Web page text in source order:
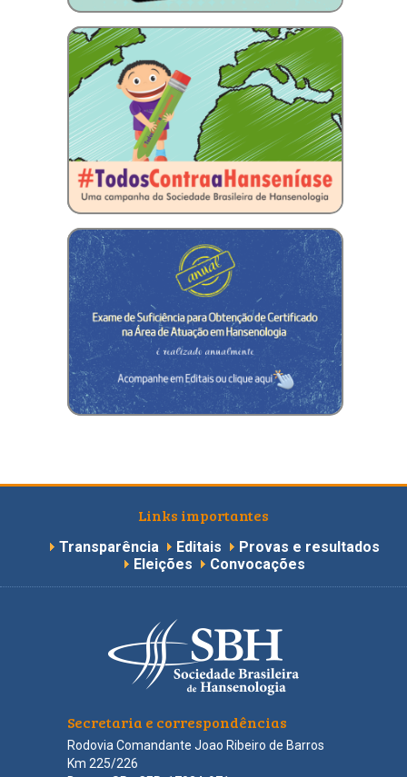
Links importantes
Transparência Editais
Provas e resultados
Eleições
Convocações
Secretaria e correspondências
Rodovia Comandante Joao Ribeiro de Barros
Km 225/226